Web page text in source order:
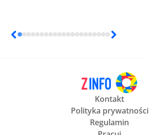
Kontakt
Polityka prywatności
Regulamin